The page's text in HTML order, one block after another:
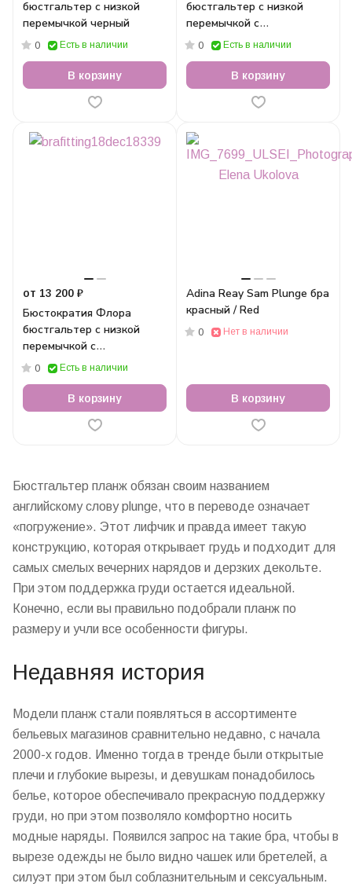
бюстгальтер с низкой
перемычкой черный
0 Есть в наличии
В корзину
бюстгальтер с низкой
перемычкой с
драпировкой миндальный
0 Есть в наличии
В корзину
от 13 200 ₽
Бюстократия Флора
бюстгальтер с низкой
перемычкой с
драпировкой черный
0 Есть в наличии
В корзину
Adina Reay Sam Plunge бра
красный / Red
0 Нет в наличии
В корзину
Бюстгальтер планж обязан своим названием
английскому слову plunge, что в переводе означает
«погружение». Этот лифчик и правда имеет такую
конструкцию, которая открывает грудь и подходит для
самых смелых вечерних нарядов и дерзких декольте.
При этом поддержка груди остается идеальной.
Конечно, если вы правильно подобрали планж по
размеруи учли все особенности фигуры.
Недавняя история
Модели планж стали появляться в ассортименте
бельевых магазинов сравнительно недавно, с начала
2000-х годов. Именно тогда в тренде были открытые
плечи и глубокие вырезы, и девушкам понадобилось
белье, которое обеспечивало прекрасную поддержку
груди, но при этом позволяло комфортно носить
модные наряды. Появился запрос на такие бра, чтобы в
вырезе одежды не было видно чашек или бретелей, а
силуэт при этом был соблазнительным и сексуальным.